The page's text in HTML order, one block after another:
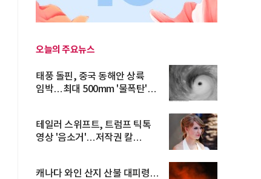
오늘의 주요뉴스
태풍 돌핀, 중국 동해안 상륙
임박…최대 500mm '물폭탄'
테일러 스위프트, 트럼프 틱톡
영상 '음소거'…저작권 칼
캐나다 와인 산지 산불 대피령…